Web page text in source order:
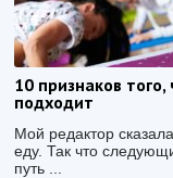
10 признаков
подходит
Мой редактор
еду. Так что
путь ...